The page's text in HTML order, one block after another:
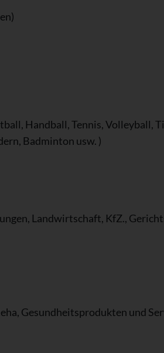
Handball, Tennis, Volleyball,
Badminton usw. )
Landwirtschaft, KfZ.,
Gesundheitsprodukten und